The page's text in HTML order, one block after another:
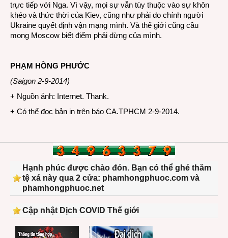
trực tiếp với Nga. Vì vậy, mọi sự vẫn tùy thuộc vào sự khôn
khéo và thức thời của Kiev, cũng như phải do chính người
Ukraine quyết định vận mạng mình. Và thế giới cũng cầu
mong Moscow biết điểm phải dừng của mình.
PHẠM HỒNG PHƯỚC
(Saigon 2-9-2014)
+ Nguồn ảnh: Internet. Thank.
+ Có thể đọc bản in trên báo CA.TPHCM 2-9-2014.
Hạnh phúc được chào đón. Bạn có thể ghé thăm
tệ xá này qua 2 cửa: phamhongphuoc.com và
phamhongphuoc.net
Cập nhật Dịch COVID Thế giới